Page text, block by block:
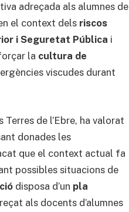
adreçada als alumnes de
el context dels riscos
i Seguretat Pública i
la cultura de
viscudes durant
de l’Ebre, ha valorat
donades les
que el context actual fa
possibles situacions de
disposa d’un pla
als docents d’alumnes